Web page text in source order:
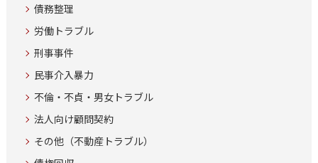
債務整理
労働トラブル
刑事事件
民事介入暴力
不倫・不貞・男女トラブル
法人向け顧問契約
その他（不動産トラブル）